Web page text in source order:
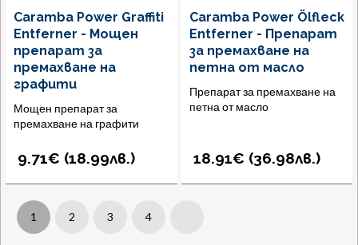
Caramba Power Graffiti
Entferner - Мощен
препарат за
премахване на
графити
Мощен препарат за
премахване на графити
9.71€ (18.99лв.)
Caramba Power Ölfleck
Entferner - Препарат
за премахване на
петна от масло
Препарат за премахване на
петна от масло
18.91€ (36.98лв.)
1 2 3 4